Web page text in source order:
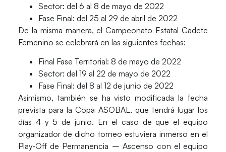
Sector: del 6 al 8 de mayo de 2022
Fase Final: del 25 al 29 de abril de 2022
De la misma manera, elCampeonato Estatal Cadete
Femenino se celebrará en las siguientes fechas:
Final Fase Territorial: 8 de mayo de 2022
Sector: del 19 al 22 de mayo de 2022
Fase Final: del 8 al 12 de junio de 2022
Asimismo, también se ha visto modificada la fecha
prevista para laCopa ASOBAL, que tendrá lugar los
días 4 y 5 de junio. En el caso de que el equipo
organizador de dicho torneo estuviera inmerso en el
Play‐Off de Permanencia – Ascenso con el equipo